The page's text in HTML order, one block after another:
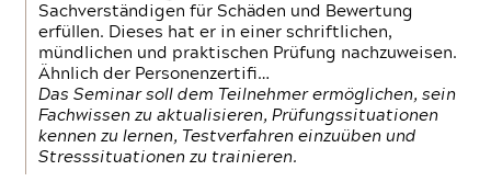
Sachverständigen für Schäden und Bewertung
erfüllen. Dieses hat er in einer schriftlichen,
mündlichen und praktischen Prüfung nachzuweisen.
Ähnlich der Personenzertifi…
Das Seminar soll dem Teilnehmer ermöglichen, sein
Fachwissen zu aktualisieren, Prüfungssituationen
kennen zu lernen, Testverfahren einzuüben und
Stresssituationen zu trainieren.